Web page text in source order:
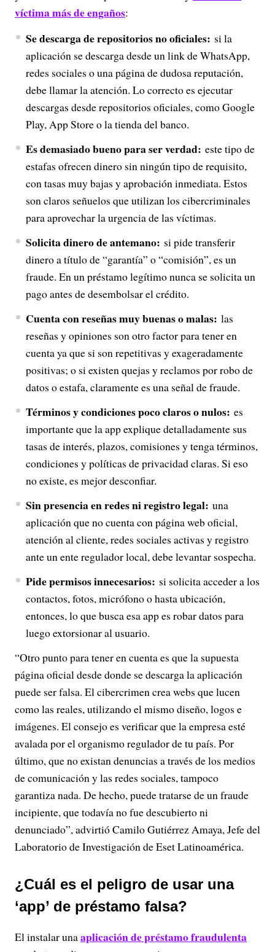
víctima más de engaños:
Se descarga de repositorios no oficiales: si la
aplicación se descarga desde un link de WhatsApp,
redes sociales o una página de dudosa reputación,
debe llamar la atención. Lo correcto es ejecutar
descargas desde repositorios oficiales, como Google
Play, App Store o la tienda del banco.
Es demasiado bueno para ser verdad: este tipo de
estafas ofrecen dinero sin ningún tipo de requisito,
con tasas muy bajas y aprobación inmediata. Estos
son claros señuelos que utilizan los cibercriminales
para aprovechar la urgencia de las víctimas.
Solicita dinero de antemano: si pide transferir
dinero a título de “garantía” o “comisión”, es un
fraude. En un préstamo legítimo nunca se solicita un
pago antes de desembolsar el crédito.
Cuenta con reseñas muy buenas o malas: las
reseñas y opiniones son otro factor para tener en
cuenta ya que si son repetitivas y exageradamente
positivas; o si existen quejas y reclamos por robo de
datos o estafa, claramente es una señal de fraude.
Términos y condiciones poco claros o nulos: es
importante que la app explique detalladamente sus
tasas de interés, plazos, comisiones y tenga términos,
condiciones y políticas de privacidad claras. Si eso
no existe, es mejor desconfiar.
Sin presencia en redes ni registro legal: una
aplicación que no cuenta con página web oficial,
atención al cliente, redes sociales activas y registro
ante un ente regulador local, debe levantar sospecha.
Pide permisos innecesarios: si solicita acceder a los
contactos, fotos, micrófono o hasta ubicación,
entonces, lo que busca esa app es robar datos para
luego extorsionar al usuario.
“Otro punto para tener en cuenta es que la supuesta
página oficial desde donde se descarga la aplicación
puede ser falsa. El cibercrimen crea webs que lucen
como las reales, utilizando el mismo diseño, logos e
imágenes. El consejo es verificar que la empresa esté
avalada por el organismo regulador de tu país. Por
último, que no existan denuncias a través de los medios
de comunicación y las redes sociales, tampoco
garantiza nada. De hecho, puede tratarse de un fraude
incipiente, que todavía no fue descubierto ni
denunciado”, advirtió Camilo Gutiérrez Amaya, Jefe del
Laboratorio de Investigación de Eset Latinoamérica.
¿Cuál es el peligro de usar una
‘app’ de préstamo falsa?
El instalar unaaplicación de préstamo fraudulenta